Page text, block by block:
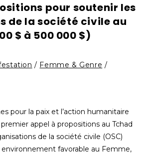
pour soutenir les
de la société civile au
$ à 500 000 $)
/ Femme & Genre /
pour la paix et l’action humanitaire
appel à propositions au Tchad
de la société civile (OSC)
favorable au Femme,